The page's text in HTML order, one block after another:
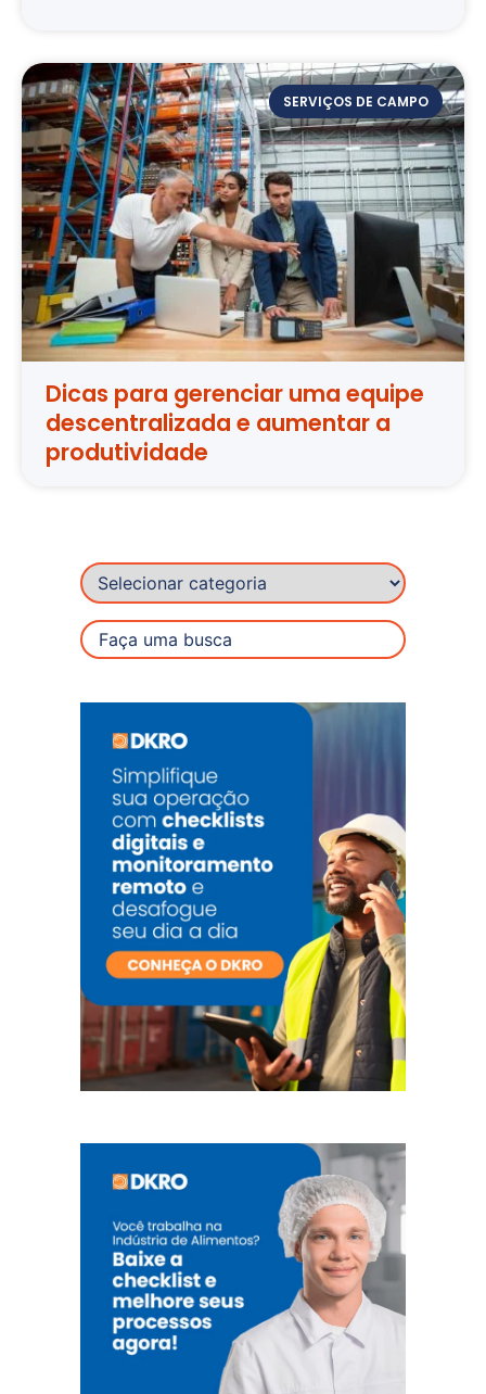
SERVIÇOS DE CAMPO
Dicas para gerenciar uma equipe
descentralizada e aumentar a
produtividade